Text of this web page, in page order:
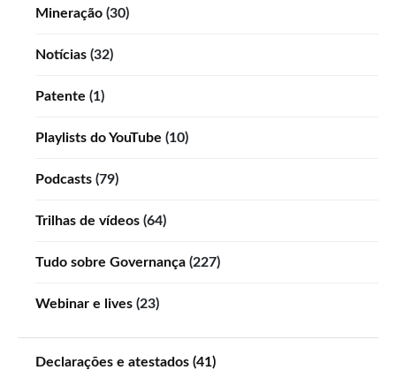
Mineração (30)
Notícias (32)
Patente (1)
Playlists do YouTube (10)
Podcasts (79)
Trilhas de vídeos (64)
Tudo sobre Governança (227)
Webinar e lives (23)
Declarações e atestados (41)